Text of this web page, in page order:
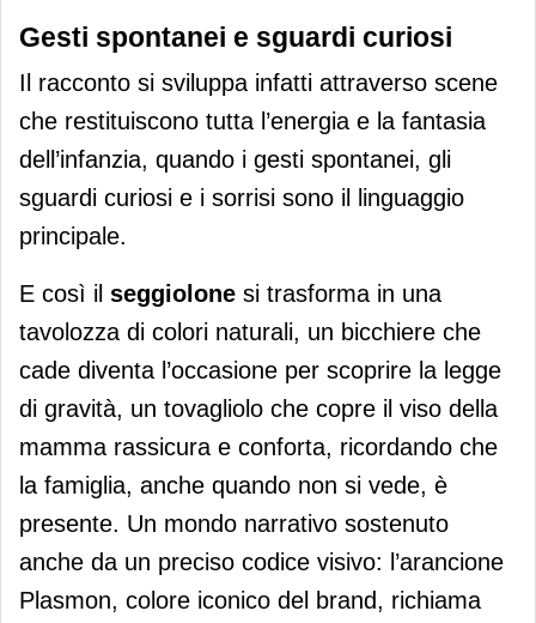
Gesti spontanei e sguardi curiosi
Il racconto si sviluppa infatti attraverso scene
che restituiscono tutta l’energia e la fantasia
dell’infanzia, quando i gesti spontanei, gli
sguardi curiosi e i sorrisi sono il linguaggio
principale.
E così il seggiolone si trasforma in una
tavolozza di colori naturali, un bicchiere che
cade diventa l’occasione per scoprire la legge
di gravità, un tovagliolo che copre il viso della
mamma rassicura e conforta, ricordando che
la famiglia, anche quando non si vede, è
presente. Un mondo narrativo sostenuto
anche da un preciso codice visivo: l’arancione
Plasmon, colore iconico del brand, richiama